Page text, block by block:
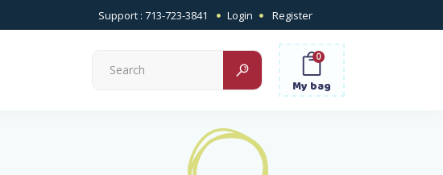
Support : 713-723-3841 Login Register
Search
for:
My bag
0